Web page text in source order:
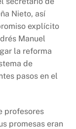
Nieto, así
explícito
Manuel
la reforma
de
pasos en el
profesores
promesas eran